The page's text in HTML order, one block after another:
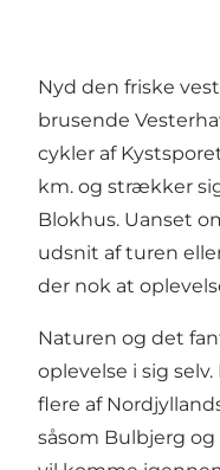
Nyd den friske
brusende
cykler af
km. og strækker
Blokhus. Uanset
udsnit af turen
der nok at
Naturen og det
oplevelse i sig
flere af
såsom Bulbjerg og